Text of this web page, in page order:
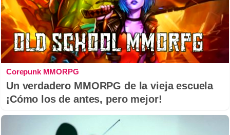
Corepunk MMORPG
Un verdadero MMORPG de la vieja escuela
¡Cómo los de antes, pero mejor!